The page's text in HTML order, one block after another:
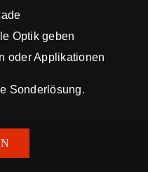
Optik geben
oder Applikationen
Sonderlösung.